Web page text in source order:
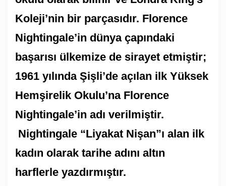
Koleji’nin bir parçasıdır. Florence
Nightingale’in dünya çapındaki
başarısı ülkemize de sirayet etmiştir;
1961 yılında Şişli’de açılan ilk Yüksek
Hemşirelik Okulu’na Florence
Nightingale’in adı verilmiştir.
Nightingale “Liyakat Nişan”ı alan ilk
kadın olarak tarihe adını altın
harflerle yazdırmıştır.